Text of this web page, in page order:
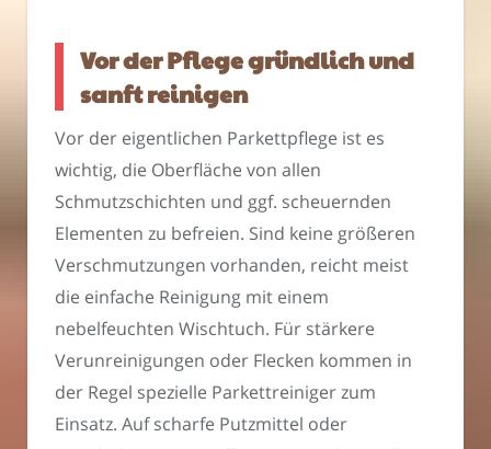
Vor der Pflege gründlich und
sanft reinigen
Vor der eigentlichen Parkettpflege ist es
wichtig, die Oberfläche von allen
Schmutzschichten und ggf. scheuernden
Elementen zu befreien. Sind keine größeren
Verschmutzungen vorhanden, reicht meist
die einfache Reinigung mit einem
nebelfeuchten Wischtuch. Für stärkere
Verunreinigungen oder Flecken kommen in
der Regel spezielle Parkettreiniger zum
Einsatz. Auf scharfe Putzmittel oder